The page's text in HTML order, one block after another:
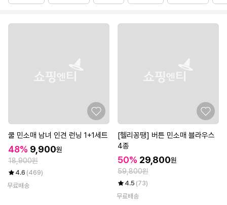
쿨 민소매 남녀 인견 런닝 1+1세트
48% 9,900원
18,900원
4.6 (469)
무료배송
[헬리꽁땡] 버튼 민소매 블라우스
4종
50% 29,800원
59,800원
4.5 (73)
무료배송